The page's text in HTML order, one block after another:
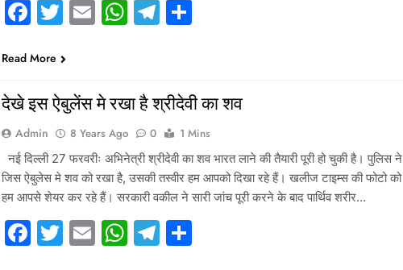
Facebook
Twitter
EmailWhatsApp
Telegram
Read More
देखे इस ऐबुलेंस मे रखा है श्रीदेवी का शव
Admin 8 Years Ago 0
1 Mins
नई दिल्ली 27 फरवरीः अभिनेत्री श्रीदेवी का शव भारत लाने की तैयारी पूरी हो चुकी है। पुलिस ने
जिस ऐबुलेस मे शव को रखा है, उसकी तस्वीर हम आपको दिखा रहे हैं। खलीज टाइम्स की फोटो को
हम आपसे शेयर कर रहे हैं। सरकारी वकील ने सारी जांच पूरी करने के बाद पार्थिव शरीर…
Facebook
Twitter
EmailWhatsApp
Telegram